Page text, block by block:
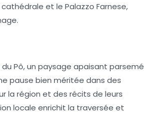
et le Palazzo Farnese,
Pô, un paysage apaisant parsemé
pause bien méritée dans des
la région et des récits de leurs
locale enrichit la traversée et